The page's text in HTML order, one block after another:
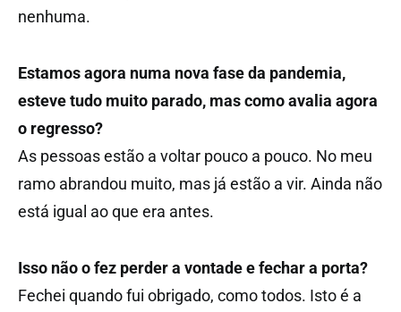
nenhuma.
Estamos agora numa nova fase da pandemia,
esteve tudo muito parado, mas como avalia agora
o regresso?
As pessoas estão a voltar pouco a pouco. No meu
ramo abrandou muito, mas já estão a vir. Ainda não
está igual ao que era antes.
Isso não o fez perder a vontade e fechar a porta?
Fechei quando fui obrigado, como todos. Isto é a